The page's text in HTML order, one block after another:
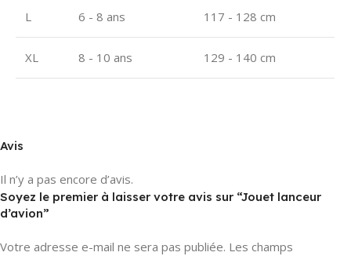
L 6 - 8 ans 117 - 128 cm
XL 8 - 10 ans 129 - 140 cm
Avis
Il n’y a pas encore d’avis.
Soyez le premier à laisser votre avis sur “Jouet lanceur
d’avion”
Votre adresse e-mail ne sera pas publiée. Les champs